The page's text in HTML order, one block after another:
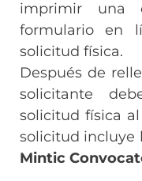
imprimir una
formulario en
solicitud física.
Después de
solicitante
solicitud física
solicitud incluye
Mintic